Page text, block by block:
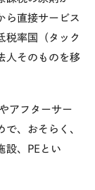
ら直接サービス
税率国（タック
人そのものを移
アフターサー
、おそらく、
設、PEとい